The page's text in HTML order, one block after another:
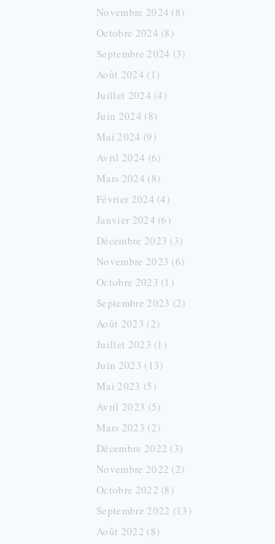
Novembre 2024 (8)
Octobre 2024 (8)
Septembre 2024 (3)
Août 2024 (1)
Juillet 2024 (4)
Juin 2024 (8)
Mai 2024 (9)
Avril 2024 (6)
Mars 2024 (8)
Février 2024 (4)
Janvier 2024 (6)
Décembre 2023 (3)
Novembre 2023 (6)
Octobre 2023 (1)
Septembre 2023 (2)
Août 2023 (2)
Juillet 2023 (1)
Juin 2023 (13)
Mai 2023 (5)
Avril 2023 (5)
Mars 2023 (2)
Décembre 2022 (3)
Novembre 2022 (2)
Octobre 2022 (8)
Septembre 2022 (13)
Août 2022 (8)